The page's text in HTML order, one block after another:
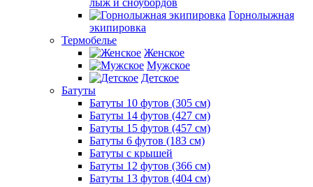
лыж и сноубордов
Горнолыжная
экипировка
Термобелье
Женское
Мужское
Детское
Батуты
Батуты 10 футов (305 см)
Батуты 14 футов (427 см)
Батуты 15 футов (457 см)
Батуты 6 футов (183 см)
Батуты с крышей
Батуты 12 футов (366 см)
Батуты 13 футов (404 см)